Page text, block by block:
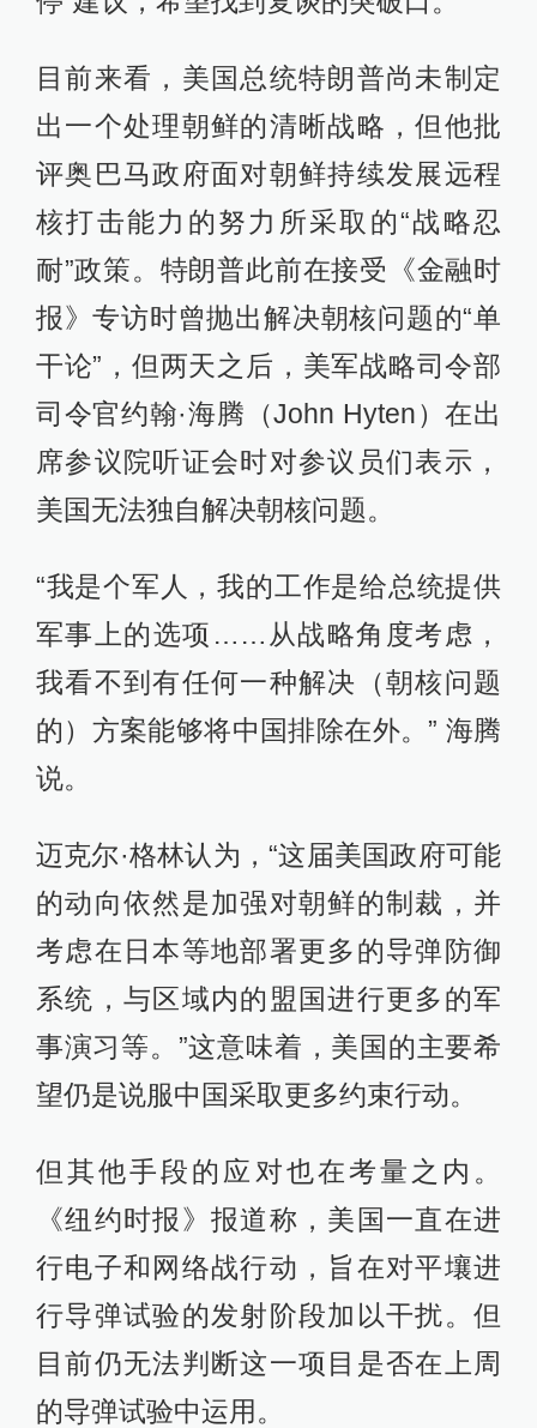
目前来看，美国总统特朗普尚未制定
出一个处理朝鲜的清晰战略，但他批
评奥巴马政府面对朝鲜持续发展远程
核打击能力的努力所采取的“战略忍
耐”政策。特朗普此前在接受《金融时
报》专访时曾抛出解决朝核问题的“单
干论”，但两天之后，美军战略司令部
司令官约翰·海腾（John Hyten）在出
席参议院听证会时对参议员们表示，
美国无法独自解决朝核问题。
“我是个军人，我的工作是给总统提供
军事上的选项……从战略角度考虑，
我看不到有任何一种解决（朝核问题
的）方案能够将中国排除在外。” 海腾
说。
迈克尔·格林认为，“这届美国政府可能
的动向依然是加强对朝鲜的制裁，并
考虑在日本等地部署更多的导弹防御
系统，与区域内的盟国进行更多的军
事演习等。”这意味着，美国的主要希
望仍是说服中国采取更多约束行动。
但其他手段的应对也在考量之内。
《纽约时报》报道称，美国一直在进
行电子和网络战行动，旨在对平壤进
行导弹试验的发射阶段加以干扰。但
目前仍无法判断这一项目是否在上周
的导弹试验中运用。